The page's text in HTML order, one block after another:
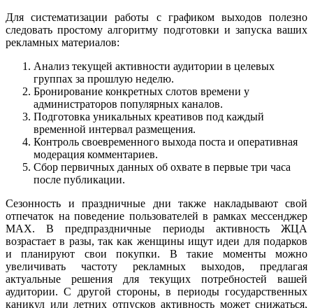
Для систематизации работы с графиком выходов полезно
следовать простому алгоритму подготовки и запуска ваших
рекламных материалов:
Анализ текущей активности аудитории в целевых
группах за прошлую неделю.
Бронирование конкретных слотов времени у
администраторов популярных каналов.
Подготовка уникальных креативов под каждый
временной интервал размещения.
Контроль своевременного выхода поста и оперативная
модерация комментариев.
Сбор первичных данных об охвате в первые три часа
после публикации.
Сезонность и праздничные дни также накладывают свой
отпечаток на поведение пользователей в рамках мессенджер
MAX. В предпраздничные периоды активность ЖЦА
возрастает в разы, так как женщины ищут идеи для подарков
и планируют свои покупки. В такие моменты можно
увеличивать частоту рекламных выходов, предлагая
актуальные решения для текущих потребностей вашей
аудитории. С другой стороны, в периоды государственных
каникул или летних отпусков активность может снижаться,